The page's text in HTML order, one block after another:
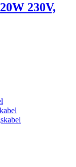
230V,